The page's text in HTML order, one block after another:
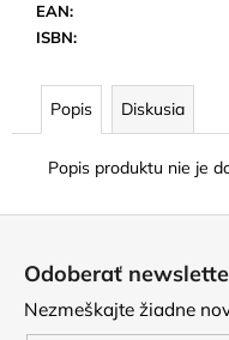
EAN:
ISBN:
Popis Diskusia
Popis produktu nie je
Odoberať
Nezmeškajte žiadne